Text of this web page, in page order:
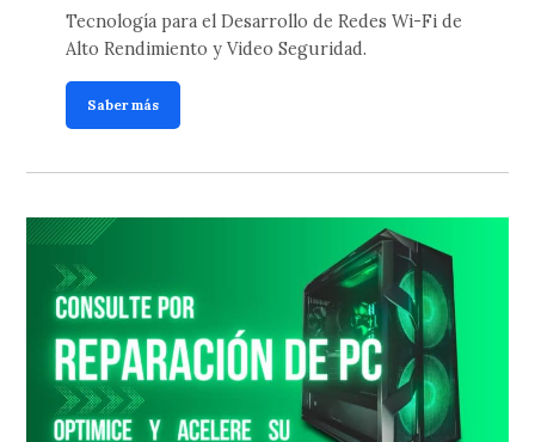
Tecnología para el Desarrollo de Redes Wi-Fi de
Alto Rendimiento y Video Seguridad.
Saber más